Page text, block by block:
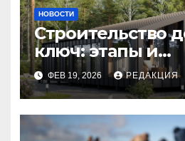
НОВОСТИ
Строительство
ключ: этапы и
планирование
ФЕВ 19, 2026 РЕДАКЦИЯ